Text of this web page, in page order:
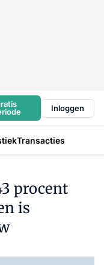
Inloggen
Transacties
procent
is